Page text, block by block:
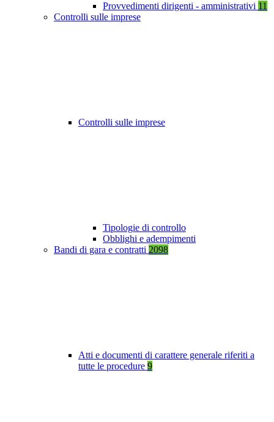
Provvedimenti dirigenti - amministrativi 11
Controlli sulle imprese
Controlli sulle imprese
Tipologie di controllo
Obblighi e adempimenti
Bandi di gara e contratti 2098
Atti e documenti di carattere generale riferiti a
tutte le procedure 9